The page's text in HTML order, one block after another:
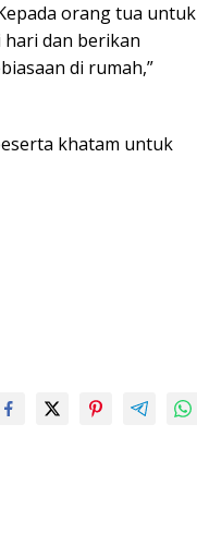
orang tua untuk
dan berikan
di rumah,”
khatam untuk